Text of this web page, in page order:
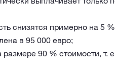
снизятся примерно на 5
в 95 000 евро;
90 % стоимости, т.